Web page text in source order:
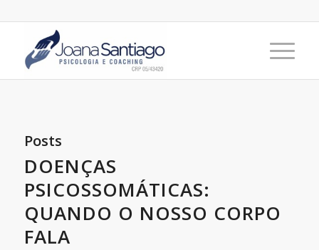
Posts
DOENÇAS
PSICOSSOMÁTICAS:
QUANDO O NOSSO CORPO
FALA